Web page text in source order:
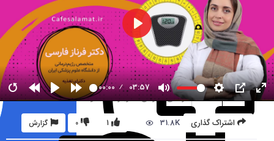
00:00 03:57
اشتراک گذاری 31.8K گزارش 0 1